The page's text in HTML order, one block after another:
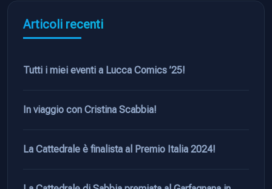
Articoli recenti
Tutti i miei eventi a Lucca Comics ’25!
In viaggio con Cristina Scabbia!
La Cattedrale è finalista al Premio Italia 2024!